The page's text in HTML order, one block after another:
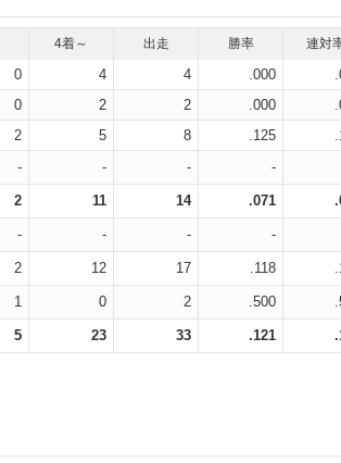
4着～ 出走 勝率 連対
0 4 4 .000
0 2 2 .000
2 5 8 .125
- - - -
2 11 14 .071
- - - -
2 12 17 .118
1 0 2 .500
5 23 33 .121